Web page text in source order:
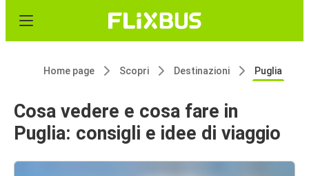
Home page Scopri Destinazioni Puglia
Cosa vedere e cosa fare in
Puglia: consigli e idee di viaggio